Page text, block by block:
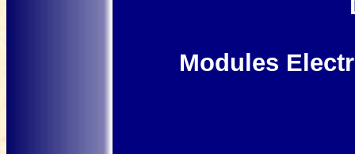
Modules